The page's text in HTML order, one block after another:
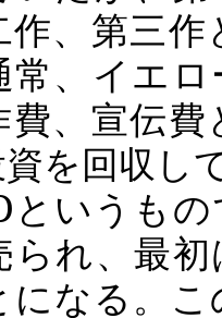
作、第三
常、イエ
費、宣伝
を回収し
というも
られ、最
になる。